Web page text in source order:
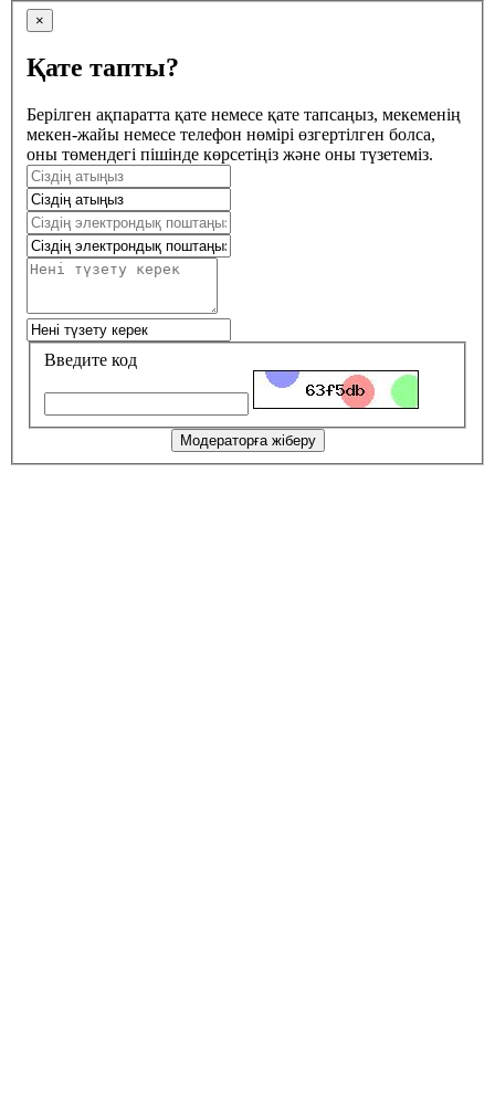
×
Қате тапты?
Берілген ақпаратта қате немесе қате тапсаңыз, мекеменің
мекен-жайы немесе телефон нөмірі өзгертілген болса,
оны төмендегі пішінде көрсетіңіз және оны түзетеміз.
Введите код
Модераторға жіберу